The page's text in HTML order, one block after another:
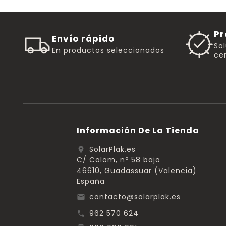
Envío rápido
En productos seleccionados
Información De La Tienda
location_on
SolarPlak.es
C/ Colom, nº 58 bajo
46610, Guadassuar (Valencia)
España
email contacto@solarplak.es
call 962 570 624